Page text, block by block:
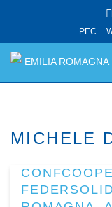
PEC
EMILIA ROMAGNA
MICHELE